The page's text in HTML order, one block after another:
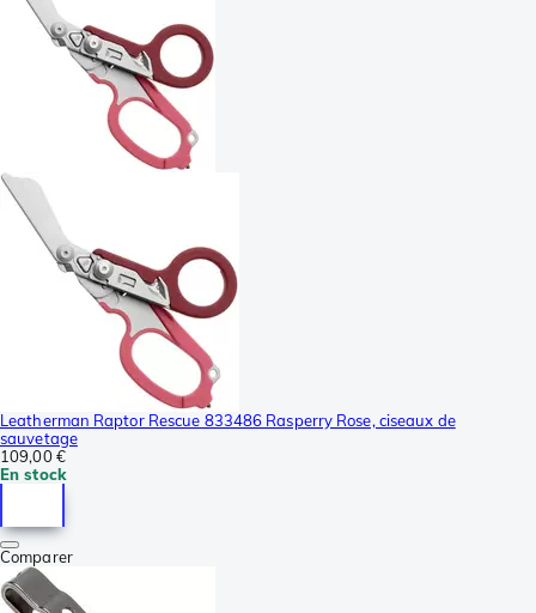
Leatherman Raptor Rescue 833486 Rasperry Rose, ciseaux de
sauvetage
109,00 €
En stock
Comparer